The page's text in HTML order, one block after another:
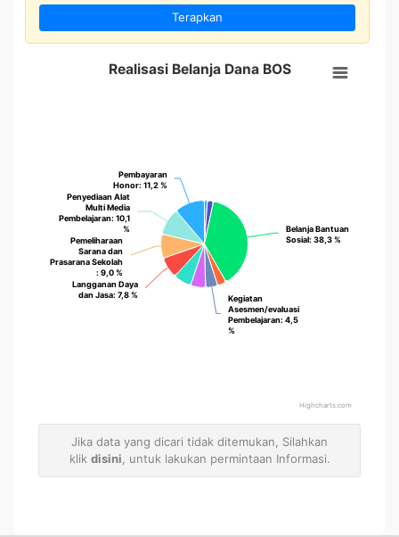
Terapkan
Realisasi Belanja Dana BOS
Belanja Bantuan
Sosial: 38,3 %
Belanja Bantuan
Sosial: 38,3 %
Kegiatan
Asesmen/evaluasi
Pembelajaran: 4,5
%
Kegiatan
Asesmen/evaluasi
Pembelajaran: 4,5
%
Langganan Daya
dan Jasa: 7,8 %
Langganan Daya
dan Jasa: 7,8 %
Pemeliharaan
Sarana dan
Prasarana Sekolah
: 9,0 %
Pemeliharaan
Sarana dan
Prasarana Sekolah
: 9,0 %
Penyediaan Alat
Multi Media
Pembelajaran: 10,1
%
Penyediaan Alat
Multi Media
Pembelajaran: 10,1
%
Pembayaran
Honor: 11,2 %
Pembayaran
Honor: 11,2 %
Highcharts.com
Jika data yang dicari tidak ditemukan, Silahkan
klik disini , untuk lakukan permintaan Informasi.